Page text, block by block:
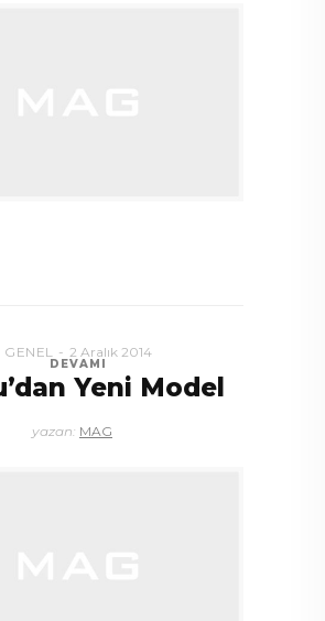
DEVAMI
GENEL 2 Aralık 2014
Yeni Model
yazan: MAG